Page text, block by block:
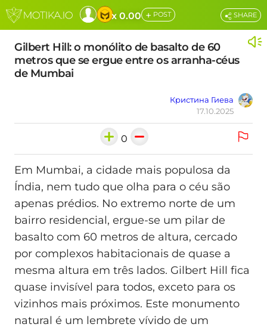
x 0.00 + POST
Gilbert Hill: o monólito de basalto de 60
metros que se ergue entre os arranha-céus
de Mumbai
Кристина Гиева
17.10.2025
SHARE
0
Em Mumbai, a cidade mais populosa da
Índia, nem tudo que olha para o céu são
apenas prédios. No extremo norte de um
bairro residencial, ergue-se um pilar de
basalto com 60 metros de altura, cercado
por complexos habitacionais de quase a
mesma altura em três lados. Gilbert Hill fica
quase invisível para todos, exceto para os
vizinhos mais próximos. Este monumento
natural é um lembrete vívido de um